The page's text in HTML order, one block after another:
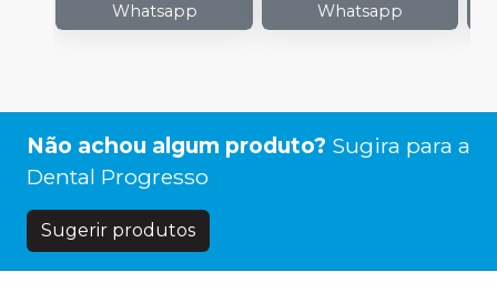
Whatsapp
Whatsapp
Não achou algum produto? Sugira para a
Dental Progresso
Sugerir produtos